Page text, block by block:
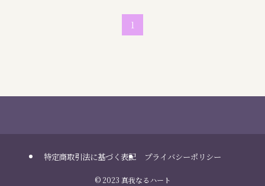
1
特定商取引法に基づく表記 プライバシーポリシー
©2023 真我なるハート